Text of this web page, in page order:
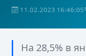
11.02.2023 16:46:05
На 28,5% в